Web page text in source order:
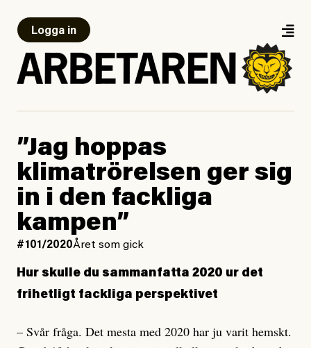
Logga in
”Jag hoppas
klimatrörelsen ger sig
in i den fackliga
kampen”
#101/2020Året som gick
Hur skulle du sammanfatta 2020 ur det
frihetligt fackliga perspektivet
– Svår fråga. Det mesta med 2020 har ju varit hemskt.